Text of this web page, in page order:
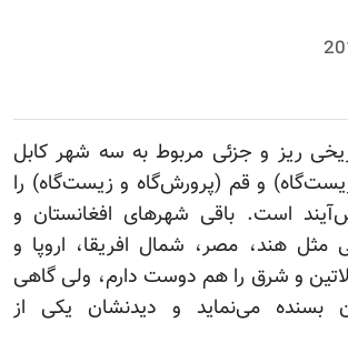
ریز و جزئی مربوط به سه شهر کابل
و قم (پرورش‌گاه و زیست‌گاه) را
است. باقی شهرهای افغانستان و
مثل هند، مصر، شمال افریقا، اروپا و
لاتین و شرق را هم دوست دارم، ولی گاهی
بسنده می‌نماید و دیدنشان یکی از